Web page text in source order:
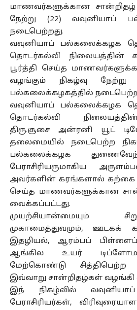
மாணவர்களுக்கான சான்றிதழ்
நேற்று (22) வவுனியாப்
நடைபெற்றது.
வவுனியாப் பல்கலைக்கழக
தொடர்கல்வி நிலையத்தின்
பூர்த்தி செய்த
வழங்கும் நிகழ்வு நேற்று
பல்கலைக்கழகத்தில்
வவுனியாப் பல்கலைக்கழக
தொடர்கல்வி
திரு.சூசை அன்ரனி யூட்
தலைமையில் நடைபெற்ற
பல்கலைக்கழக
பேராசிரியருமாகிய
அவர்களின் கரங்களால் கற்கை
செய்த மாணவர்களுக்கான
வைக்கப்பட்டது.
முயற்சியான்மையும்
முகாமைத்துவமும், ஊடகக்
இதழியல், ஆரம்பப்
ஆங்கில உயர்
மேற்கொண்டு சித்திபெற்ற
இவ்வாறு சான்றிதழ்கள் வழங்கி
இந் நிகழ்வில்
பேராசிரியர்கள்,